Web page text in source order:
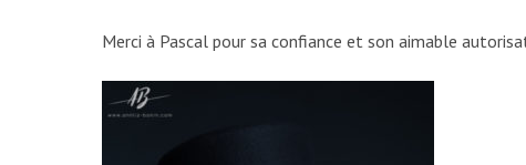
Merci à Pascal pour sa confiance et son aimable